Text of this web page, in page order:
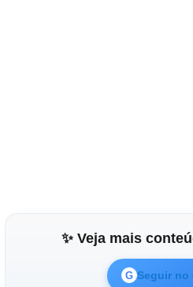
✨ Veja mais
G Seguir no